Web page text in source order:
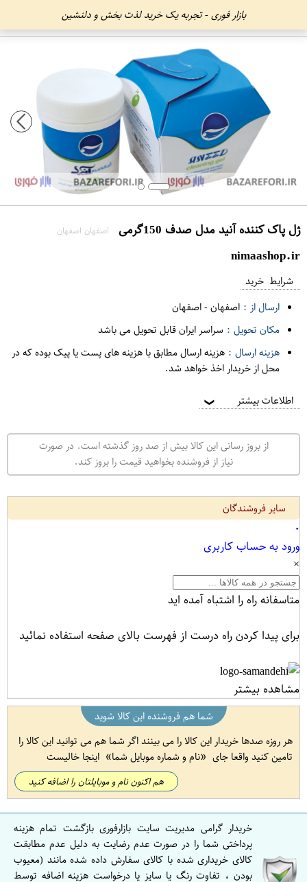
بازار فوری - تجربه یک خرید لذت بخش و دلنشین
ژل پاک کننده آنید مدل صدف 150گرمی اصفهان اصفهان
nimaashop.ir
شرایط خرید
ارسال از : اصفهان-اصفهان
مکان تحویل : سراسر ایران قابل تحویل می باشد
هزینه ارسال : هزینه ارسال مطابق با هزینه های پست یا پیک بوده که در
محل از خریدار اخذ خواهد شد.
اطلاعات بیشتر ❯
از بروز رسانی این کالا بیش از صد روز گذشته است. در صورت
نیاز از فروشنده بخواهید قیمت را بروز کند.
سایر فروشندگان
۰
ورود به حساب کاربری
×
متاسفانه راه را اشتباه آمده اید
برای پیدا کردن راه درست از فهرست بالای صفحه استفاده نمائید
مشاهده بیشتر
شما هم فروشنده این کالا شوید
هر روزه صدها خریدار این کالا را می بینند اگر شما هم می توانید این کالا را
تامین کنید واقعا جای
نام و شماره موبایل شما اینجا خالیست
هم اکنون نام و موبایلتان را اضافه کنید
خریدار گرامی مدیریت سایت بازارفوری بازگشت تمام هزینه
پرداختی شما را در صورت عدم رضایت به دلیل عدم مطابقت
کالای خریداری شده با کالای سفارش داده شده مانند (معیوب
بودن ، تفاوت رنگ یا سایز یا درخواست هزینه اضافه توسط